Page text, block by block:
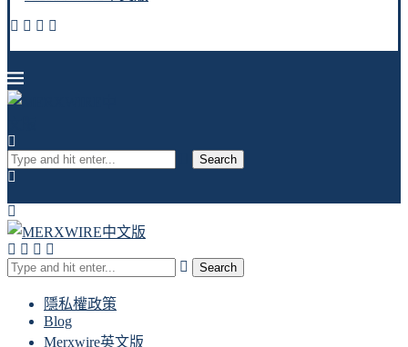
Search
Search
隱私權政策
Blog
Merxwire英文版